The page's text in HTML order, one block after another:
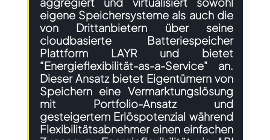
eigene Speichersysteme als auch die
von Drittanbietern über seine
cloudbasierte Batteriespeicher
Plattform LAYR und bietet
“Energieflexibilität-as-a-Service" an.
Dieser Ansatz bietet Eigentümern von
Speichern eine Vermarktungslösung
mit Portfolio-Ansatz und
gesteigertem Erlöspotenzial während
Flexibilitätsabnehmer einen einfachen